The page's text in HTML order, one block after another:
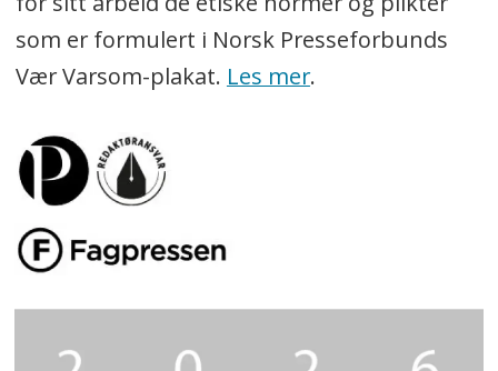
som er formulert i Norsk Presseforbunds
Vær Varsom-plakat. Les mer.